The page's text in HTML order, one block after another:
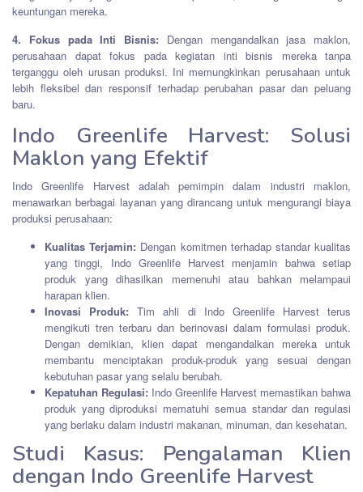
keuntungan mereka.
4. Fokus pada Inti Bisnis: Dengan mengandalkan jasa maklon,
perusahaan dapat fokus pada kegiatan inti bisnis mereka tanpa
terganggu oleh urusan produksi. Ini memungkinkan perusahaan untuk
lebih fleksibel dan responsif terhadap perubahan pasar dan peluang
baru.
Indo Greenlife Harvest: Solusi
Maklon yang Efektif
Indo Greenlife Harvest adalah pemimpin dalam industri maklon,
menawarkan berbagai layanan yang dirancang untuk mengurangi biaya
produksi perusahaan:
Kualitas Terjamin: Dengan komitmen terhadap standar kualitas
yang tinggi, Indo Greenlife Harvest menjamin bahwa setiap
produk yang dihasilkan memenuhi atau bahkan melampaui
harapan klien.
Inovasi Produk: Tim ahli di Indo Greenlife Harvest terus
mengikuti tren terbaru dan berinovasi dalam formulasi produk.
Dengan demikian, klien dapat mengandalkan mereka untuk
membantu menciptakan produk-produk yang sesuai dengan
kebutuhan pasar yang selalu berubah.
Kepatuhan Regulasi: Indo Greenlife Harvest memastikan bahwa
produk yang diproduksi mematuhi semua standar dan regulasi
yang berlaku dalam industri makanan, minuman, dan kesehatan.
Studi Kasus: Pengalaman Klien
dengan Indo Greenlife Harvest